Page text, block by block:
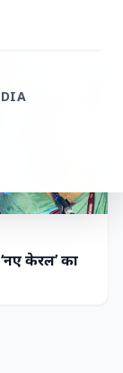
केरल’ का